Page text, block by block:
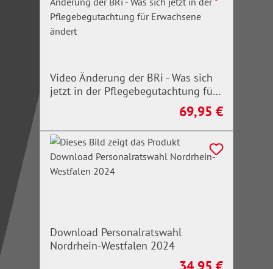
Video Änderung der BRi - Was sich
jetzt in der Pflegebegutachtung für
Regulärer Preis:
69,95 €
Download Personalratswahl
Nordrhein-Westfalen 2024